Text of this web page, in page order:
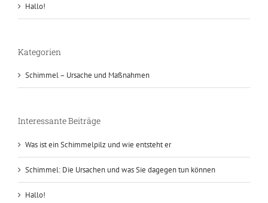
Hallo!
Kategorien
Schimmel – Ursache und Maßnahmen
Interessante Beiträge
Was ist ein Schimmelpilz und wie entsteht er
Schimmel: Die Ursachen und was Sie dagegen tun können
Hallo!